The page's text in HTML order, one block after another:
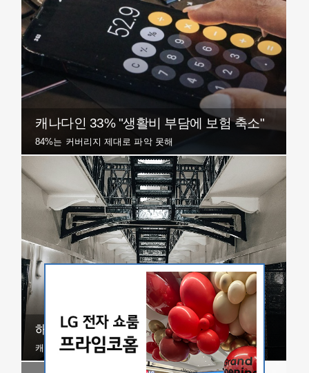
캐나다인 33% "생활비 부담에 보험 축소"
84%는 커버리지 제대로 파악 못해
해외 수감 한국인 4년 새 25% 늘어
캐나다 등 54개국 1,325명...중국 424명 최다